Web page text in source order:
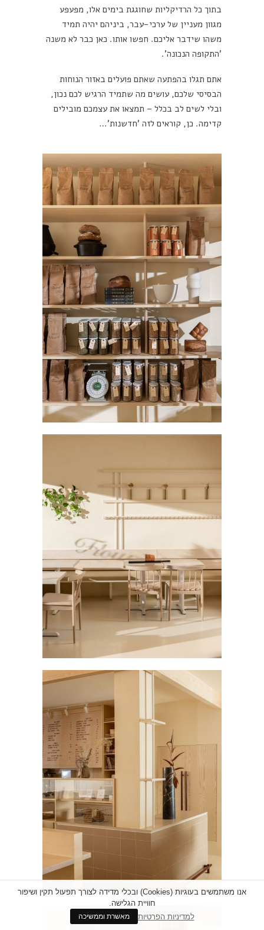
בתוך כל הרדיקליות שחוגגת בימים אלו, מפעפע
מגוון מעניין של ערכי-עבר, ביניהם יהיה תמיד
משהו שידבר אליכם. חפשו אותו. כאן כבר לא משנה
'התקופה הנכונה'.
אתם תגלו בהפתעה שאתם פועלים באזור הנוחות
הבסיסי שלכם, עושים מה שתמיד הרגיש לכם נכון,
ובלי לשים לב בכלל – תמצאו את עצמכם מובילים
קדימה. כן, קוראים לזה 'חדשנות'…
אנו משתמשים בעוגיות (Cookies) ובכלי מדידה לצורך תפעול תקין ושיפור
חוויית הגלישה.
למדיניות הפרטיות
מאשרת וממשיכה